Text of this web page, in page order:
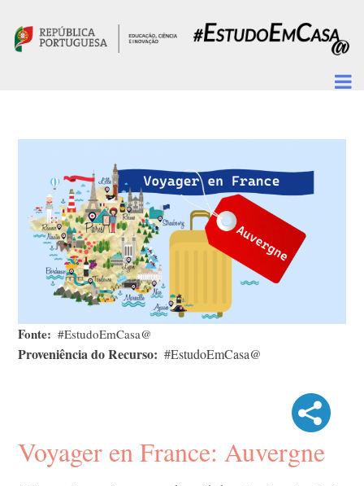
Fonte #EstudoEmCasa@
Proveniência do Recurso #EstudoEmCasa@
Voyager en France: Auvergne